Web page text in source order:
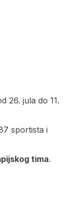
26. jula do 11.
sportista i
tima.